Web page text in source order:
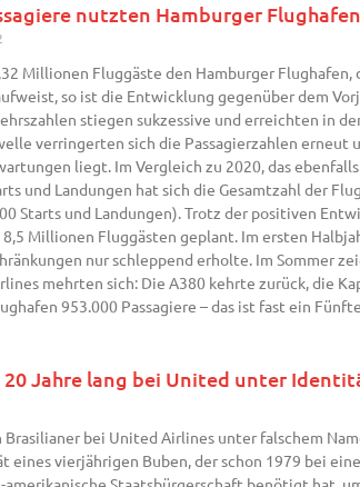
nutzten Hamburger Flughafen
Millionen Fluggäste den Hamburger
so ist die Entwicklung gegenüber dem
stiegen sukzessive und erreichten
verringerten sich die Passagierzahlen erneut
liegt. Im Vergleich zu 2020, das
und Landungen hat sich die Gesamtzahl der
Starts und Landungen). Trotz der positiven
Millionen Fluggästen geplant. Im ersten
nur schleppend erholte. Im Sommer
mehrten sich: Die A380 kehrte zurück, die
953.000 Passagiere – das ist fast ein
Jahre lang bei United unter
bei United Airlines unter falschem
vierjährigen Buben, der schon 1979 bei